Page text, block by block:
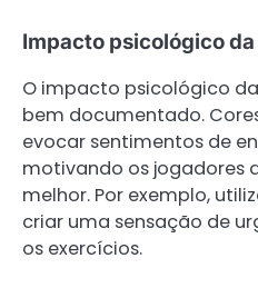
Impacto psicológico
O impacto psicológico
bem documentado.
evocar sentimentos de
motivando os jogadores
melhor. Por exemplo,
criar uma sensação de
os exercícios.